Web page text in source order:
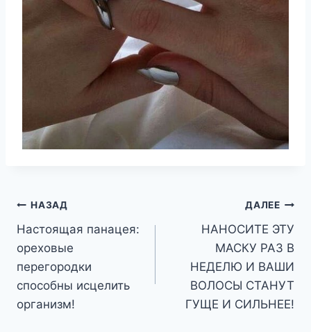
Навигация
по
записям
НАЗАД
Настоящая панацея:
ореховые
перегородки
способны исцелить
организм!
ДАЛЕЕ
НАНОСИТЕ ЭТУ
МАСКУ РАЗ В
НЕДЕЛЮ И ВАШИ
ВОЛОСЫ СТАНУТ
ГУЩЕ И СИЛЬНЕЕ!